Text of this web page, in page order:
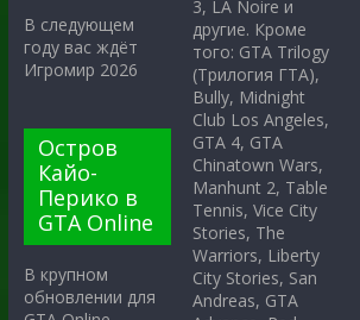
В следующем
году вас ждёт
Игромир 2026
Остров
Кайо-
Перико в
GTA Online
В крупном
обновлении для
3, LA Noire и
другие. Кроме
того: GTA Trilogy
(Трилогия ГТА),
Bully, Midnight
Club Los Angeles,
GTA 4, GTA
Chinatown Wars,
Manhunt 2, Table
Tennis, Vice City
Stories, The
Warriors, Liberty
City Stories, San
Andreas, GTA